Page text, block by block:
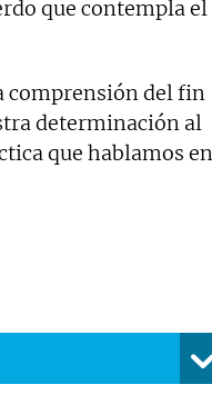
que contempla el
comprensión del fin
determinación al
que hablamos en